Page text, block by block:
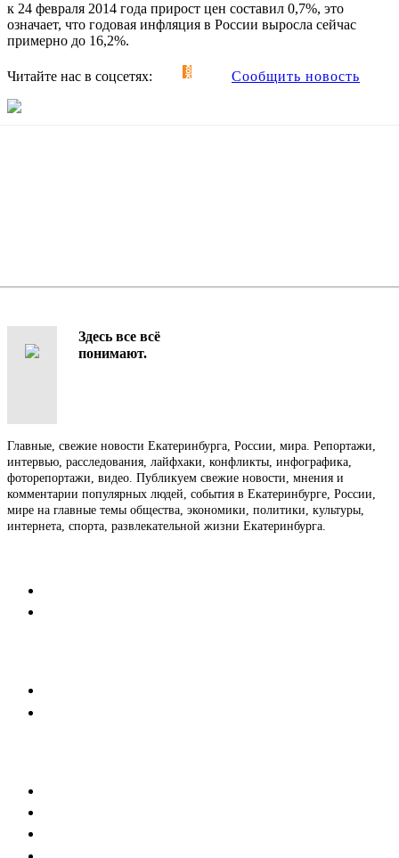
к 24 февраля 2014 года прирост цен составил 0,7%, это
означает, что годовая инфляция в России выросла сейчас
примерно до 16,2%.
Читайте нас в соцсетях: Сообщить новость
Здесь все всё
понимают.
Главные, свежие новости Екатеринбурга, России, мира. Репортажи,
интервью, расследования, лайфхаки, конфликты, инфографика,
фоторепортажи, видео. Публикуем свежие новости, мнения и
комментарии популярных людей, события в Екатеринбурге, России,
мире на главные темы общества, экономики, политики, культуры,
интернета, спорта, развлекательной жизни Екатеринбурга.